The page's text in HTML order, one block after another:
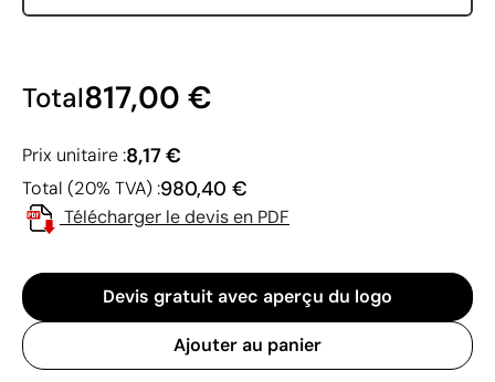
Total817,00 €
Prix unitaire :8,17 €
Total (20% TVA) :980,40 €
Télécharger le devis en PDF
Devis gratuit avec aperçu du logo
Ajouter au panier